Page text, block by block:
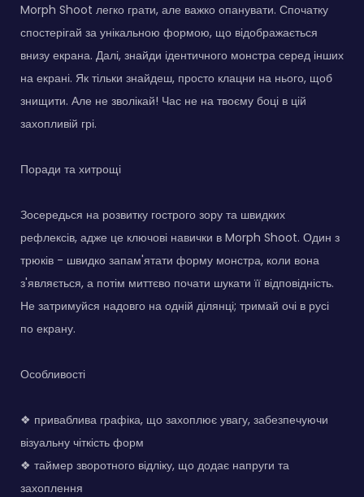
Morph Shoot легко грати, але важко опанувати. Спочатку
спостерігай за унікальною формою, що відображається
внизу екрана. Далі, знайди ідентичного монстра серед інших
на екрані. Як тільки знайдеш, просто клацни на нього, щоб
знищити. Але не зволікай! Час не на твоєму боці в цій
захопливій грі.
Поради та хитрощі
Зосередься на розвитку гострого зору та швидких
рефлексів, адже це ключові навички в Morph Shoot. Один з
трюків - швидко запам'ятати форму монстра, коли вона
з'являється, а потім миттєво почати шукати її відповідність.
Не затримуйся надовго на одній ділянці; тримай очі в русі
по екрану.
Особливості
❖ приваблива графіка, що захоплює увагу, забезпечуючи
візуальну чіткість форм
❖ таймер зворотного відліку, що додає напруги та
захоплення